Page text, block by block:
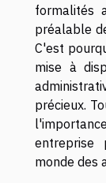
formalités
préalable
C'est
mise à
précieux.
entreprise
monde des